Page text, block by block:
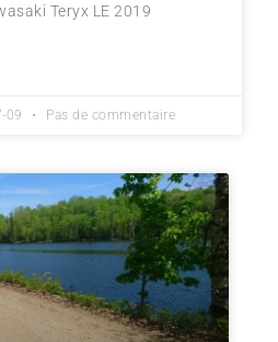
Teryx LE 2019
09 Pas de commentaire